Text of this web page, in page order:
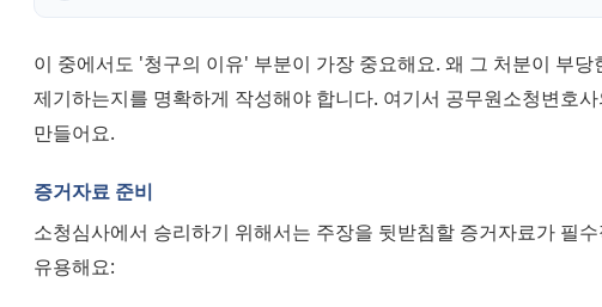
이 중에서도 '청구의 이유' 부분이 가장 중요해요. 왜 그 처분이 부
제기하는지를 명확하게 작성해야 합니다. 여기서 공무원소청변호
만들어요.
증거자료 준비
소청심사에서 승리하기 위해서는 주장을 뒷받침할 증거자료가 필
유용해요: